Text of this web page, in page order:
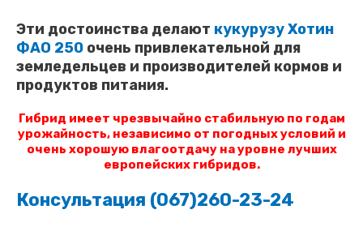
Эти достоинства делают кукурузу Хотин
ФАО 250 очень привлекательной для
земледельцев и производителей кормов и
продуктов питания.
Гибрид имеет чрезвычайно стабильную по годам
урожайность, независимо от погодных условий и
очень хорошую влагоотдачу на уровне лучших
европейских гибридов.
Консультация (067)260-23-24